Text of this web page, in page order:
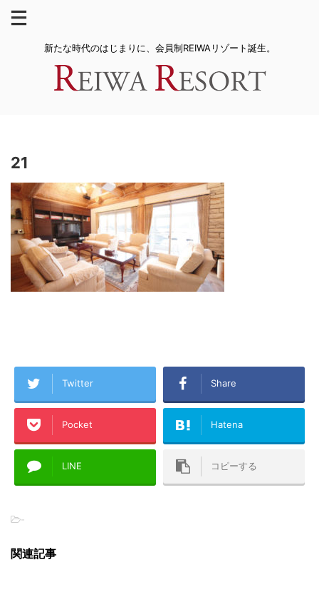
新たな時代のはじまりに、会員制REIWAリゾート誕生。
21
Twitter Share
Pocket Hatena
LINE コピーする
-
関連記事